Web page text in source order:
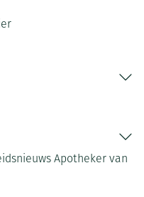
Apotheker van